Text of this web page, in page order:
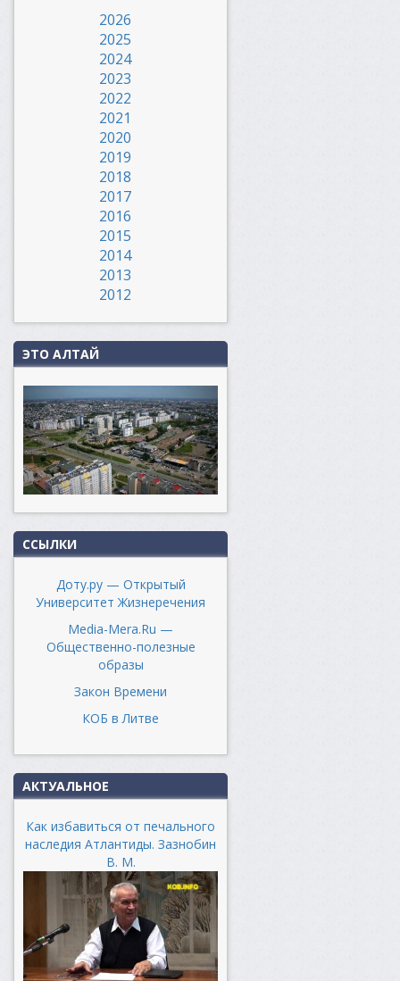
2026
2025
2024
2023
2022
2021
2020
2019
2018
2017
2016
2015
2014
2013
2012
ЭТО АЛТАЙ
ССЫЛКИ
Доту.ру — Открытый
Университет Жизнеречения
Media-Mera.Ru —
Общественно-полезные
образы
Закон Времени
КОБ в Литве
АКТУАЛЬНОЕ
Как избавиться от печального
наследия Атлантиды. Зазнобин
В. М.